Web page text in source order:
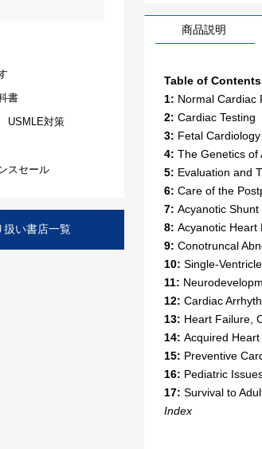
商品説明
Table of Contents
1: Normal Cardiac
2: Cardiac Testing
3: Fetal Cardiology
4: The Genetics of
5: Evaluation and
6: Care of the
7: Acyanotic Shunt
8: Acyanotic Heart
9: Conotruncal
10: Single-
11:
12: Cardiac
13: Heart Failure,
14: Acquired
15: Preventive
16: Pediatric
17: Survival to
Index
書
USMLE対策
スセール
扱い書店一覧